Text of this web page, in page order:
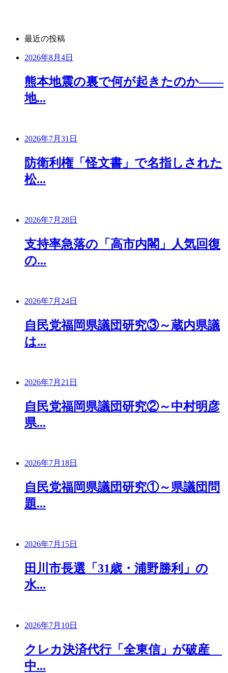
最近の投稿
2026年8月4日
熊本地震の裏で何が起きたのか――
地...
2026年7月31日
防衛利権「怪文書」で名指しされた
松...
2026年7月28日
支持率急落の「高市内閣」人気回復
の...
2026年7月24日
自民党福岡県議団研究③～蔵内県議
は...
2026年7月21日
自民党福岡県議団研究②～中村明彦
県...
2026年7月18日
自民党福岡県議団研究①～県議団問
題...
2026年7月15日
田川市長選「31歳・浦野勝利」の
水...
2026年7月10日
クレカ決済代行「全東信」が破産
中...